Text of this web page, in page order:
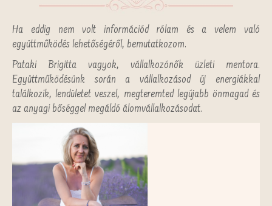
Ha eddig nem volt információd rólam és a velem való
együttműködés lehetőségéről, bemutatkozom.
Pataki Brigitta vagyok, vállalkozónők üzleti mentora.
Együttműködésünk során a vállalkozásod új energiákkal
találkozik, lendületet veszel, megteremted legújabb önmagad és
az anyagi bőséggel megáldó álomvállalkozásodat.